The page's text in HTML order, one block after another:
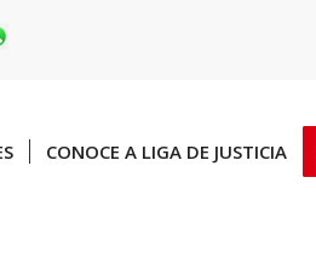
CONOCE A LIGA DE JUSTICIA